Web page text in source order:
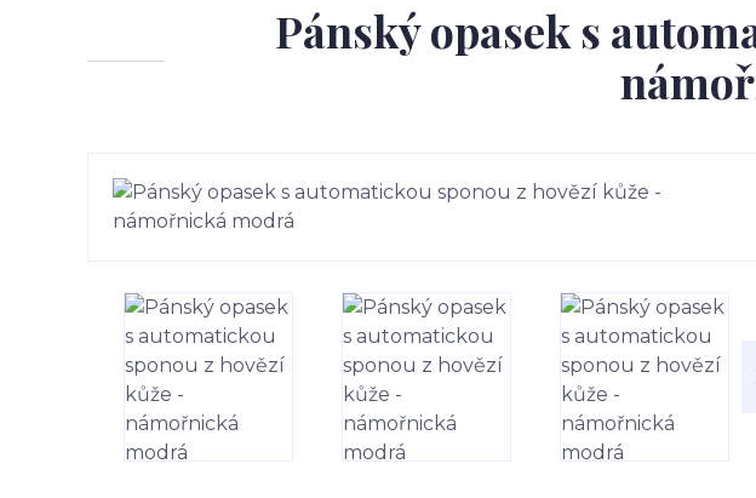
Pánský opasek s